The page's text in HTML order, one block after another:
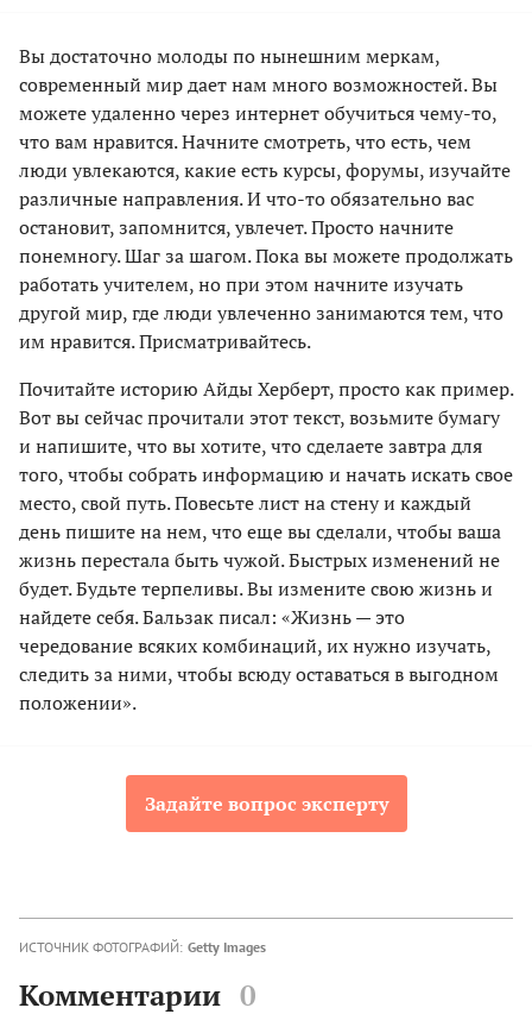
Вы достаточно молоды по нынешним меркам,
современный мир дает нам много возможностей. Вы
можете удаленно через интернет обучиться чему-то,
что вам нравится. Начните смотреть, что есть, чем
люди увлекаются, какие есть курсы, форумы, изучайте
различные направления. И что-то обязательно вас
остановит, запомнится, увлечет. Просто начните
понемногу. Шаг за шагом. Пока вы можете продолжать
работать учителем, но при этом начните изучать
другой мир, где люди увлеченно занимаются тем, что
им нравится. Присматривайтесь.
Почитайте историю Айды Херберт, просто как пример.
Вот вы сейчас прочитали этот текст, возьмите бумагу
и напишите, что вы хотите, что сделаете завтра для
того, чтобы собрать информацию и начать искать свое
место, свой путь. Повесьте лист на стену и каждый
день пишите на нем, что еще вы сделали, чтобы ваша
жизнь перестала быть чужой. Быстрых изменений не
будет. Будьте терпеливы. Вы измените свою жизнь и
найдете себя. Бальзак писал: «Жизнь — это
чередование всяких комбинаций, их нужно изучать,
следить за ними, чтобы всюду оставаться в выгодном
положении».
Задайте вопрос эксперту
ИСТОЧНИК ФОТОГРАФИЙ: Getty Images
Комментарии 0